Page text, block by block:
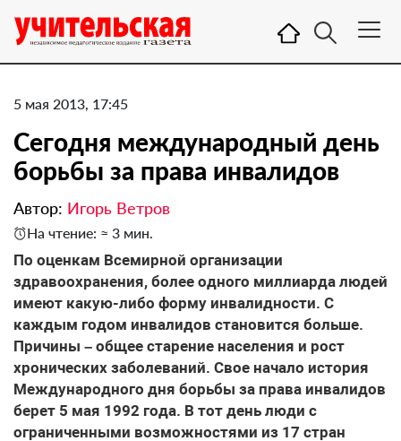
5 мая 2013, 17:45
Сегодня международный день
борьбы за права инвалидов
Автор: Игорь Ветров
На чтение: ≈ 3 мин.
По оценкам Всемирной организации
здравоохранения, более одного миллиарда людей
имеют какую-либо форму инвалидности. С
каждым годом инвалидов становится больше.
Причины – общее старение населения и рост
хронических заболеваний. Свое начало история
Международного дня борьбы за права инвалидов
берет 5 мая 1992 года. В тот день люди с
ограниченными возможностями из 17 стран